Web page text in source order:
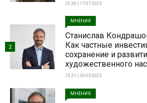
23:28 | 17-07-2025
МНЕНИЯ
Станислав
Как частные
сохранение и
художественного
13:21 | 30-05-2025
2
МНЕНИЯ